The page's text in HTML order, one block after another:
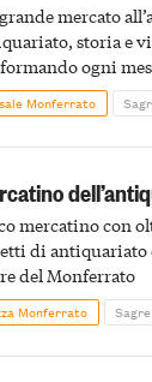
mercato
storia e
ogni
in un luogo
Monferrato
mercatino con
di antiquariato
del Monferrato
Monferrato